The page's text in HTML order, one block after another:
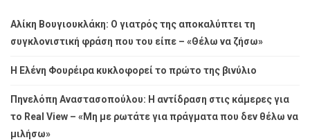
Αλίκη Βουγιουκλάκη: Ο γιατρός της αποκαλύπτει τη
συγκλονιστική φράση που του είπε – «Θέλω να ζήσω»
Η Ελένη Φουρέιρα κυκλοφορεί το πρώτο της βινύλιο
Πηνελόπη Αναστασοπούλου: Η αντίδραση στις κάμερες για
το Real View – «Μη με ρωτάτε για πράγματα που δεν θέλω να
μιλήσω»